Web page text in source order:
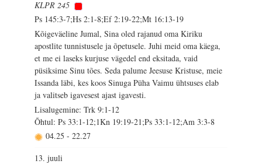
KLPR 245
Ps 145:3-7;Hs 2:1-8;Ef 2:19-22;Mt 16:13-19
Kõigeväeline Jumal, Sina oled rajanud oma Kiriku
apostlite tunnistusele ja õpetusele. Juhi meid oma käega,
et me ei laseks kurjuse vägedel end eksitada, vaid
püsiksime Sinu tões. Seda palume Jeesuse Kristuse, meie
Issanda läbi, kes koos Sinuga Püha Vaimu ühtsuses elab
ja valitseb igavesest ajast igavesti.
Lisalugemine: Trk 9:1-12
Õhtul: Ps 33:1-12;1Kn 19:19-21;Ps 33:1-12;Am 3:3-8
04.25 - 22.27
13. juuli